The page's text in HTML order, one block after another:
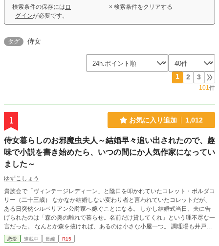
検索条件の保存には ロ
グインが必要です。
× 検索条件をクリアする
タグ 侍女
1 2 3
101件
1 お気に入り追加 1,012
侍女暮らしのお邪魔虫夫人～結婚早々追い出されたので、趣
味で小説を書き始めたら、いつの間にか人気作家になってい
ました～
ゆずこしょう
貴族会で「ヴィンテージレディーン」と陰口を叩かれていたコレット・ボルダコ
リー（二十三歳） なかなか結婚しない変わり者と言われていたコレットだが、
ある日突然シルベリアン公爵家へ嫁ぐことになる。 しかし結婚式当日、夫に告
げられたのは「森の奥の離れで暮らせ。名前だけ貸してくれ」という理不尽な一
言だった。 なんとか森を抜ければ、あるのは小さな小屋一つ。 調理場も井戸も
なく、あるのは“離れ”とは名ばかりの物置小屋だけ。 しかし、コレットは絶望す
ること無く、着ていたドレスを切ってベッドを作り始める。 「藁のベッドで寝
恋愛 連載中 長編 R15